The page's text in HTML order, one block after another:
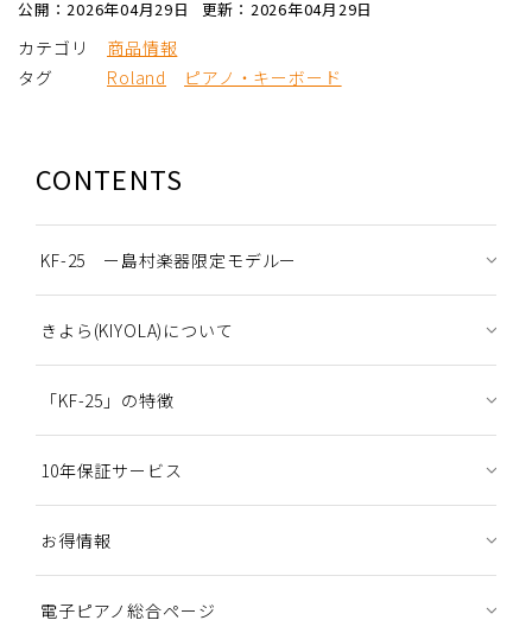
公開：2026年04月29日 更新：2026年04月29日
カテゴリ
商品情報
タグ
Roland ピアノ・キーボード
CONTENTS
KF-25 ー島村楽器限定モデルー
きよら(KIYOLA)について
「KF-25」の特徴
10年保証サービス
お得情報
電子ピアノ総合ページ